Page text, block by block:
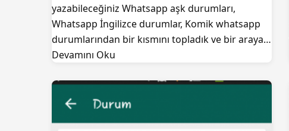
yazabileceğiniz Whatsapp aşk durumları,
Whatsapp İngilizce durumlar, Komik whatsapp
durumlarından bir kısmını topladık ve bir araya…
Devamını Oku